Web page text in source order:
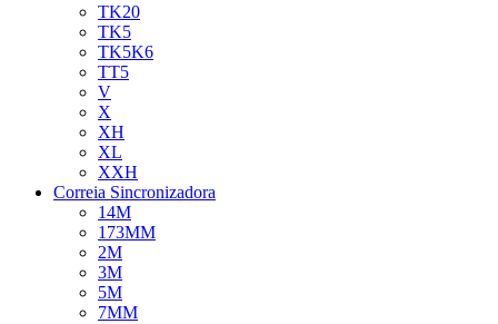
TK20
TK5
TK5K6
TT5
V
X
XH
XL
XXH
Correia Sincronizadora
14M
173MM
2M
3M
5M
7MM